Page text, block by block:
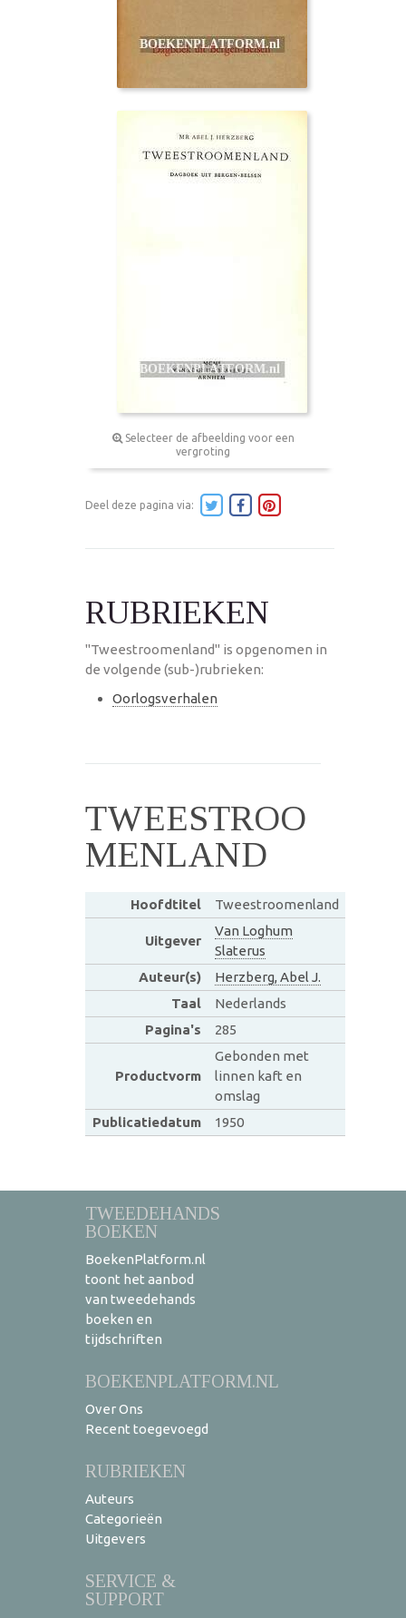
Selecteer de afbeelding voor een
vergroting
Deel deze pagina via:
RUBRIEKEN
"Tweestroomenland" is opgenomen in
de volgende (sub-)rubrieken:
Oorlogsverhalen
TWEESTROO
MENLAND
Hoofdtitel Tweestroomenland
Uitgever
Van Loghum
Slaterus
Auteur(s)
Herzberg, Abel J.
Taal
Nederlands
Pagina's
285
Productvorm
Gebonden met
linnen kaft en
omslag
Publicatiedatum
1950
TWEEDEHANDS
BOEKEN
BoekenPlatform.nl
toont het aanbod
van tweedehands
boeken en
tijdschriften
BOEKENPLATFORM.NL
Over Ons
Recent toegevoegd
RUBRIEKEN
Auteurs
Categorieën
Uitgevers
SERVICE &
SUPPORT